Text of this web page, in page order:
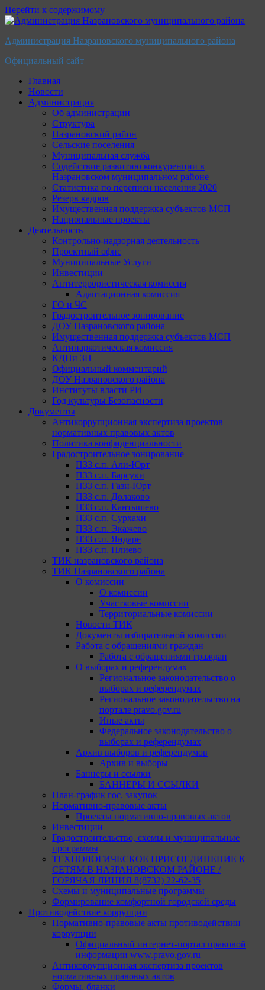
Перейти к содержимому
Администрация Назрановского муниципального района
Официальный сайт
Главная
Новости
Администрация
Об администрации
Структура
Назрановский район
Сельские поселения
Муниципальная служба
Содействие развитию конкуренции в
Назрановском муниципальном районе
Статистика по переписи населения 2020
Резерв кадров
Имущественная поддержка субъектов МСП
Национальные проекты
Деятельность
Контрольно-надзорная деятельность
Проектный офис
Муниципальные Услуги
Инвестиции
Антитеррористическая комиссия
Адаптационная комиссия
ГО и ЧС
Градостроительное зонирование
ДОУ Назрановского района
Имущественная поддержка субъектов МСП
Антинаркотическая комиссия
КДНи ЗП
Официальный комментарий
ДОУ Назрановского района
Институты власти РИ
Год культуры Безопасности
Документы
Антикоррупционная экспертиза проектов
нормативных правовых актов
Политика конфиденциальности
Градостроительное зонирование
ПЗЗ с.п. Али-Юрт
ПЗЗ с.п. Барсуки
ПЗЗ с.п. Гази-Юрт
ПЗЗ с.п. Долаково
ПЗЗ с.п. Кантышево
ПЗЗ с.п. Сурхахи
ПЗЗ с.п. Экажево
ПЗЗ с.п. Яндаре
ПЗЗ с.п. Плиево
ТИК назрановского района
ТИК Назрановского района
О комиссии
О комиссии
Участковые комиссии
Территориальные комиссии
Новости ТИК
Документы избирательной комиссии
Работа с обращениями граждан
Работа с обращениями граждан
О выборах и референдумах
Региональное законодательство о
выборах и референдумах
Региональное законодательство на
портале pravo.gov.ru
Иные акты
Федеральное законодательство о
выборах и референдумах
Архив выборов и референдумов
Архив и выборы
Баннеры и ссылки
БАННЕРЫ И ССЫЛКИ
План-график гос. закупок
Нормативно-правовые акты
Проекты нормативно-правовых актов
Инвестиции
Градостроительство, схемы и муниципальные
программы
ТЕХНОЛОГИЧЕСКОЕ ПРИСОЕДИНЕНИЕ К
СЕТЯМ В НАЗРАНОВСКОМ РАЙОНЕ /
ГОРЯЧАЯ ЛИНИЯ 8(8732) 22-62-35
Схемы и муниципальные программы
Формирование комфортной городской среды
Противодействие коррупции
Нормативно-правовые акты противодействии
коррупции
Официальный интернет-портал правовой
информации www.pravo.gov.ru
Антикоррупционная экспертиза проектов
нормативных правовых актов
Формы, бланки